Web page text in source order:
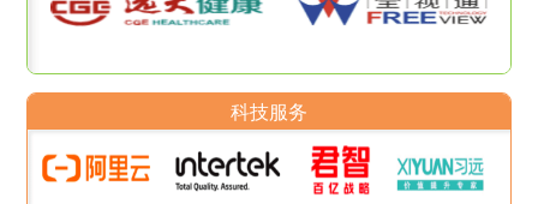
科技服务